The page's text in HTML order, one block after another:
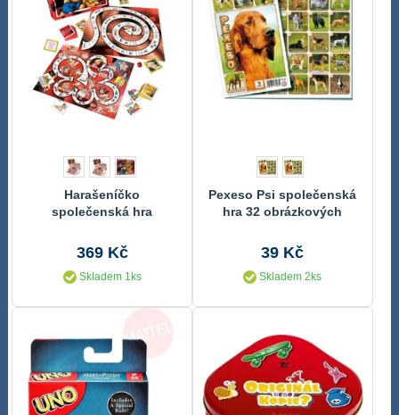
Harašeníčko
společenská hra
369 Kč
Skladem 1ks
Pexeso Psi společenská
hra 32 obrázkových
39 Kč
Skladem 2ks